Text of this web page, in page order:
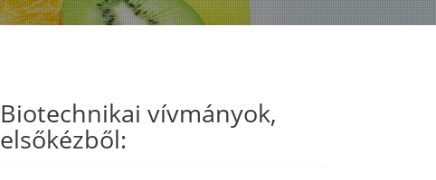
Biotechnikai vívmányok,
elsőkézből: